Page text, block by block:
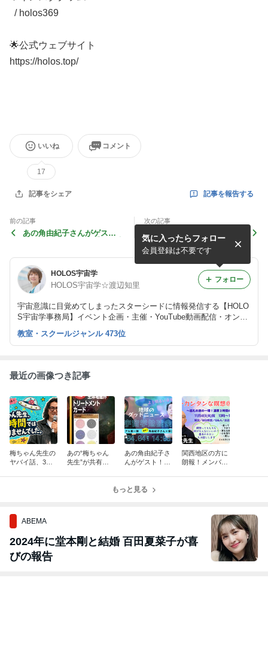
/ holos369
🌟公式ウェブサイト
https://holos.top/
いいね
17
コメント
記事をシェア 記事を報告する
前の記事
あの角由紀子さんがゲス
次の記事
関西地区の方に朗報！メンバ
ー特典のWSを一般受付中
【茶坊主先生の瞑想会】
HOLOS宇宙学
HOLOS宇宙学☆渡辺知里
宇宙意識に目覚めてしまったスターシードに情報発信する【HOLO
S宇宙学事務局】イベント企画・主催・YouTube動画配信・オンラ
インサロン運営をしております。
気に入ったらフォロー
会員登録は不要です
フォロー
教室・スクールジャンル 473位
最近の画像つき記事
梅ちゃん先生の
ヤバイ話、3時
あの“梅ちゃん
先生”が共有し
あの角由紀子さ
んがゲスト！！
宙学勉強会】受
関西地区の方に
朗報！メンバー
もっと見る
ABEMA
2024年に堂本剛と結婚 百田夏菜子が喜
びの報告